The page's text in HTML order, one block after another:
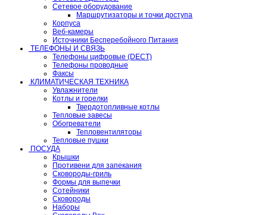
Сетевое оборудование
Маршрутизаторы и точки доступа
Корпуса
Веб-камеры
Источники Бесперебойного Питания
ТЕЛЕФОНЫ И СВЯЗЬ
Телефоны цифровые (DECT)
Телефоны проводные
Факсы
КЛИМАТИЧЕСКАЯ ТЕХНИКА
Увлажнители
Котлы и горелки
Твердотопливные котлы
Тепловые завесы
Обогреватели
Тепловентиляторы
Тепловые пушки
ПОСУДА
Крышки
Противени для запекания
Сковороды-гриль
Формы для выпечки
Сотейники
Сковороды
Наборы